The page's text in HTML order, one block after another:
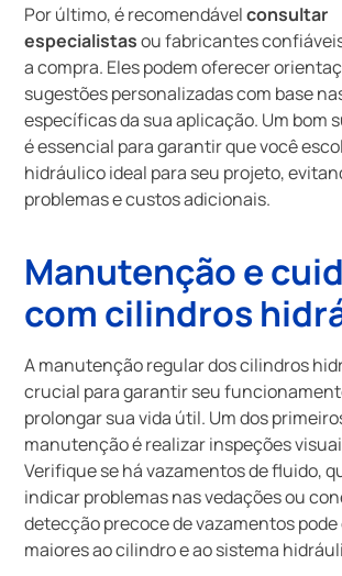
Por último, é recomendávelconsultar
especialistasou fabricantes
a compra. Eles podem oferecer
sugestões personalizadas com base
específicas da sua aplicação. Um bom
é essencial para garantir que você
hidráulico ideal para seu projeto,
problemas e custos adicionais.
Manutenção e
com cilindros
A manutenção regular dos cilindros
crucial para garantir seu
prolongar sua vida útil. Um dos
manutenção é realizar inspeções
Verifique se há vazamentos de fluido,
indicar problemas nas vedações ou
detecção precoce de vazamentos
maiores ao cilindro e ao sistema